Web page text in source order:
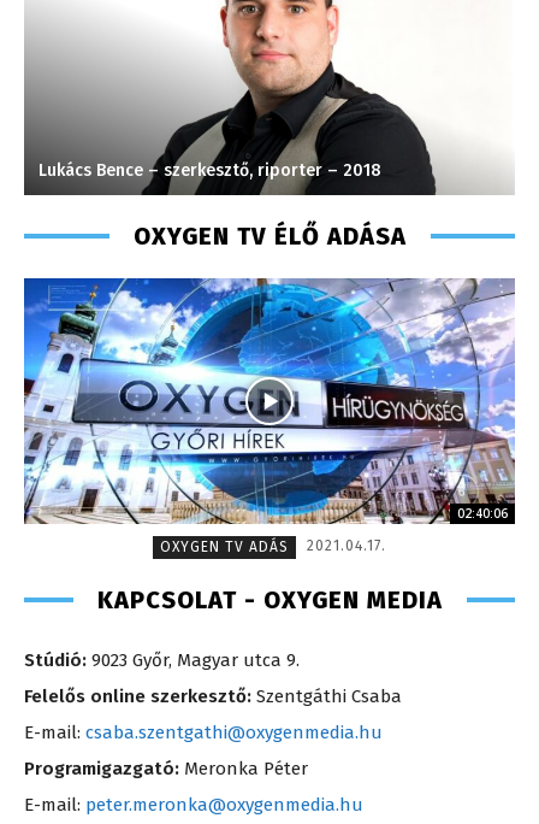
Lukács Bence – szerkesztő, riporter – 2018
OXYGEN TV ÉLŐ ADÁSA
02:40:06
OXYGEN TV ADÁS
2021.04.17.
KAPCSOLAT - OXYGEN MEDIA
Stúdió: 9023 Győr, Magyar utca 9.
Felelős online szerkesztő: Szentgáthi Csaba
E-mail: csaba.szentgathi@oxygenmedia.hu
Programigazgató: Meronka Péter
E-mail: peter.meronka@oxygenmedia.hu